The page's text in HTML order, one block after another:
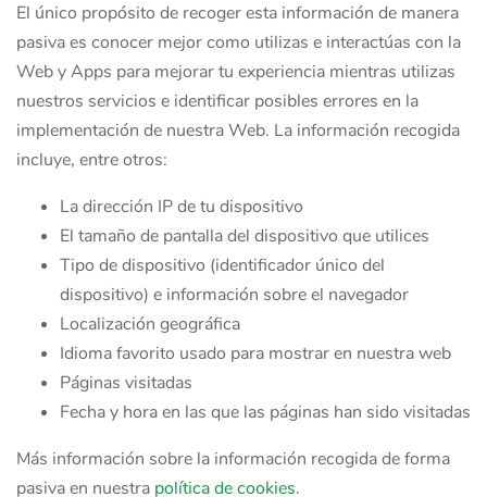
El único propósito de recoger esta información de manera
pasiva es conocer mejor como utilizas e interactúas con la
Web y Apps para mejorar tu experiencia mientras utilizas
nuestros servicios e identificar posibles errores en la
implementación de nuestra Web. La información recogida
incluye, entre otros:
La dirección IP de tu dispositivo
El tamaño de pantalla del dispositivo que utilices
Tipo de dispositivo (identificador único del
dispositivo) e información sobre el navegador
Localización geográfica
Idioma favorito usado para mostrar en nuestra web
Páginas visitadas
Fecha y hora en las que las páginas han sido visitadas
Más información sobre la información recogida de forma
pasiva en nuestra política de cookies.